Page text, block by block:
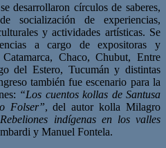
desarrollaron círculos de saberes,
socialización de experiencias,
y actividades artísticas. Se
a cargo de expositoras y
Chaco, Chubut, Entre
del Estero, Tucumán y distintas
también fue escenario para la
“Los cuentos kollas de Santusa
Folser”, del autor kolla Milagro
indígenas en los valles
y Manuel Fontela.